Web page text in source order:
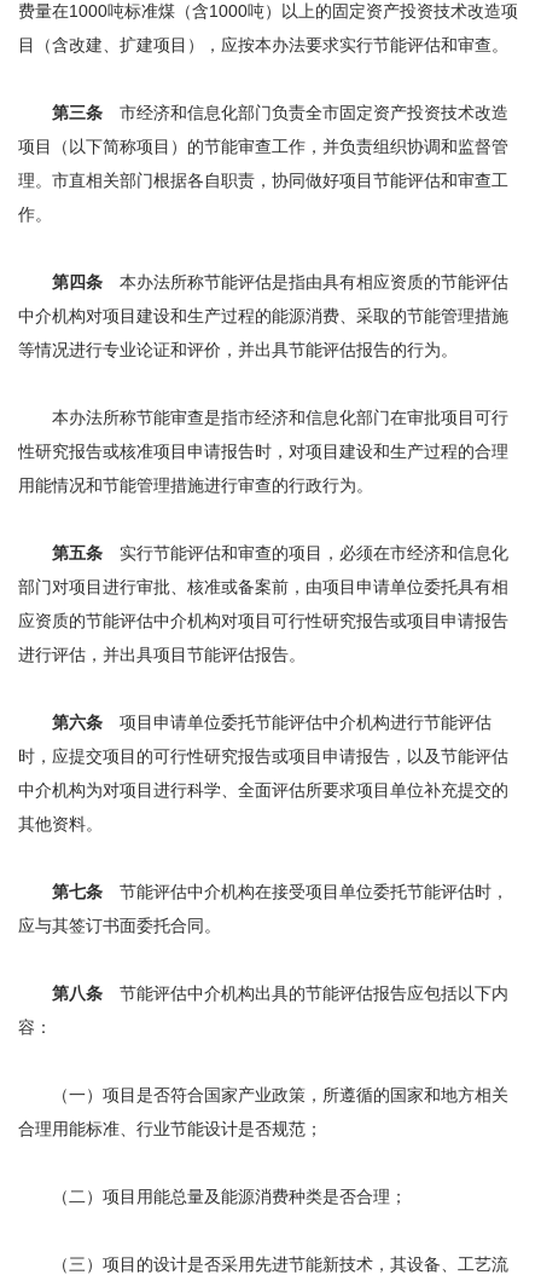
费量在1000吨标准煤（含1000吨）以上的固定资产投资技术改造项
目（含改建、扩建项目），应按本办法要求实行节能评估和审查。
第三条 市经济和信息化部门负责全市固定资产投资技术改造
项目（以下简称项目）的节能审查工作，并负责组织协调和监督管
理。市直相关部门根据各自职责，协同做好项目节能评估和审查工
作。
第四条 本办法所称节能评估是指由具有相应资质的节能评估
中介机构对项目建设和生产过程的能源消费、采取的节能管理措施
等情况进行专业论证和评价，并出具节能评估报告的行为。
本办法所称节能审查是指市经济和信息化部门在审批项目可行
性研究报告或核准项目申请报告时，对项目建设和生产过程的合理
用能情况和节能管理措施进行审查的行政行为。
第五条 实行节能评估和审查的项目，必须在市经济和信息化
部门对项目进行审批、核准或备案前，由项目申请单位委托具有相
应资质的节能评估中介机构对项目可行性研究报告或项目申请报告
进行评估，并出具项目节能评估报告。
第六条 项目申请单位委托节能评估中介机构进行节能评估
时，应提交项目的可行性研究报告或项目申请报告，以及节能评估
中介机构为对项目进行科学、全面评估所要求项目单位补充提交的
其他资料。
第七条 节能评估中介机构在接受项目单位委托节能评估时，
应与其签订书面委托合同。
第八条 节能评估中介机构出具的节能评估报告应包括以下内
容：
（一）项目是否符合国家产业政策，所遵循的国家和地方相关
合理用能标准、行业节能设计是否规范；
（二）项目用能总量及能源消费种类是否合理；
（三）项目的设计是否采用先进节能新技术，其设备、工艺流